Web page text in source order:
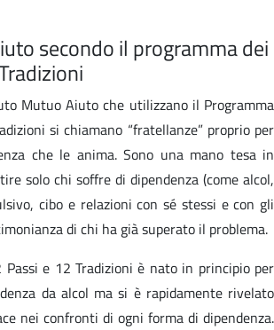
secondo il programma dei
Mutuo Aiuto che utilizzano il Programma
si chiamano “fratellanze” proprio per
che le anima. Sono una mano tesa in
solo chi soffre di dipendenza (come alcol,
cibo e relazioni con sé stessi e con gli
di chi ha già superato il problema.
Passi e 12 Tradizioni è nato in principio per
da alcol ma si è rapidamente rivelato
nei confronti di ogni forma di dipendenza.